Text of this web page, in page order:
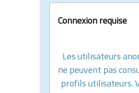
Connexion requise
Les utilisateurs
ne peuvent pas
profils utilisateurs.